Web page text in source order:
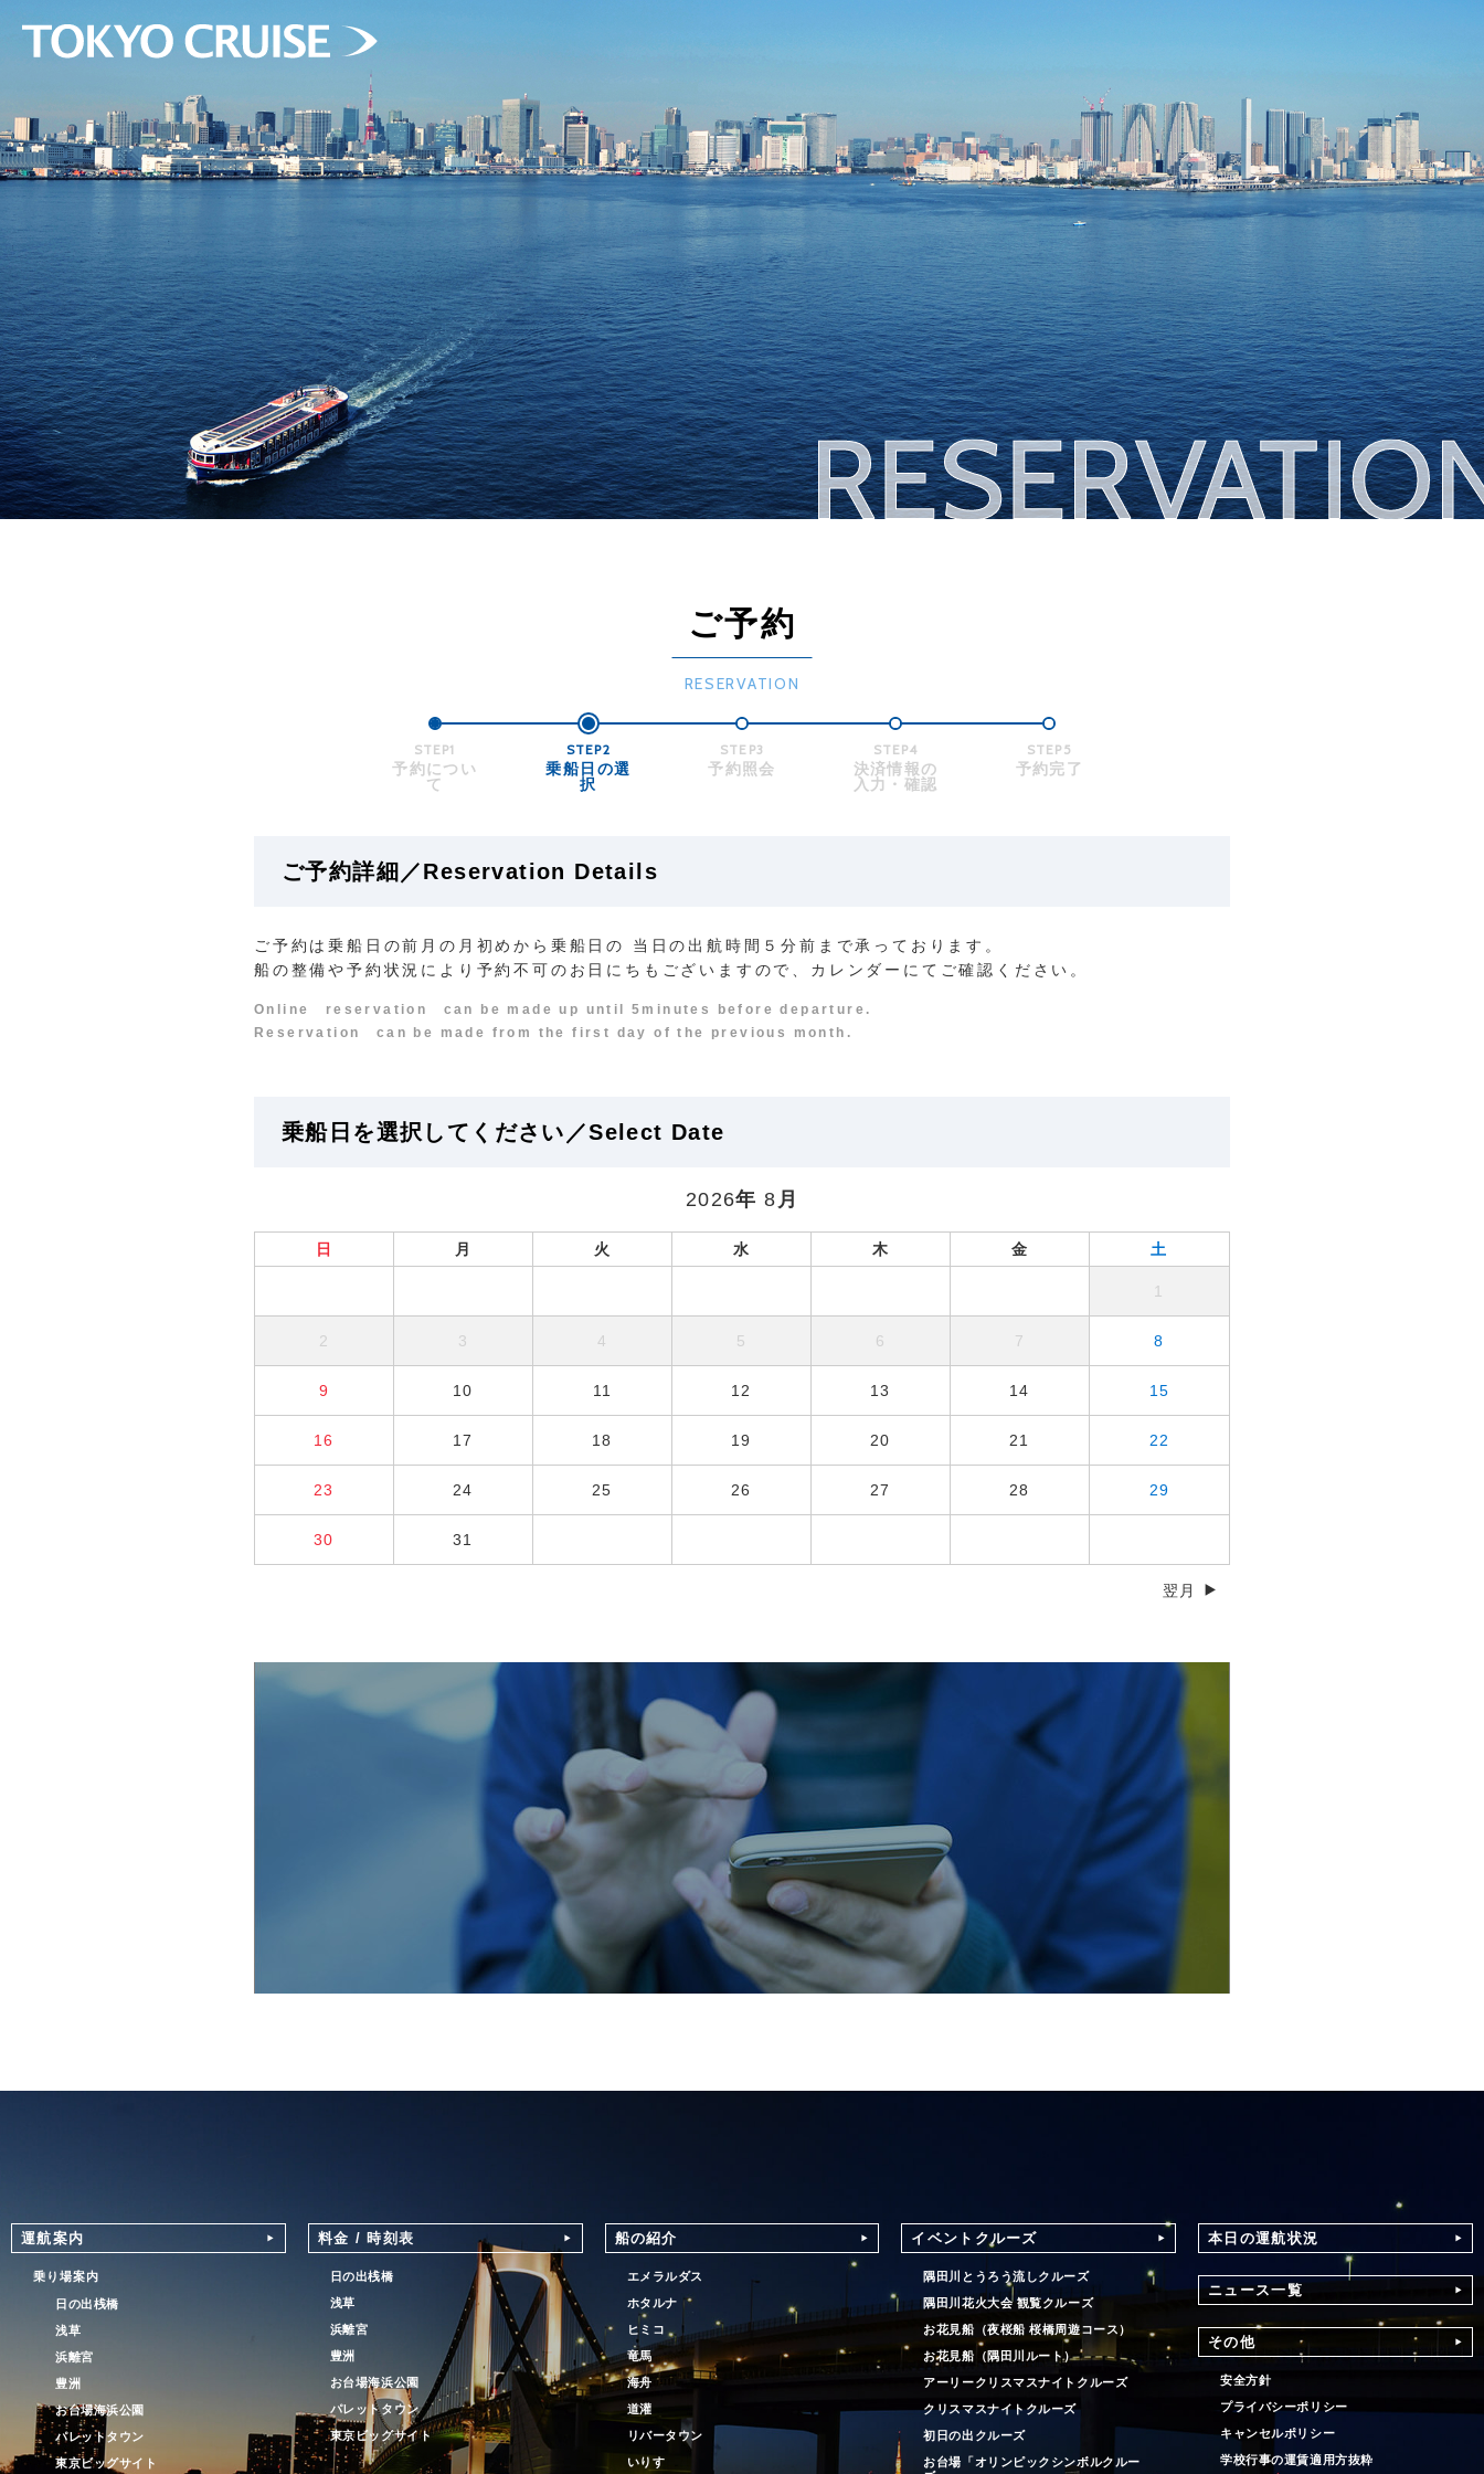
ご予約
RESERVATION
STEP1
予約につい
て
STEP2
乗船日の選
択
STEP3
予約照会
STEP4
決済情報の
入力・確認
STEP5
予約完了
ご予約詳細／Reservation Details
ご予約は乗船日の前月の月初めから乗船日の 当日の出航時間５分前まで承っております。
船の整備や予約状況により予約不可のお日にちもございますので、カレンダーにてご確認ください。
Online reservation can be made up until 5minutes before departure.
Reservation can be made from the first day of the previous month.
乗船日を選択してください／Select Date
2026年8 月
日 月 火 水 木 金 土
1
2 3 4 5 6 7 8
9 10 11 12 13 14 15
16 17 18 19 20 21 22
23 24 25 26 27 28 29
30 31
翌月
運航案内
乗り場案内
日の出桟橋
浅草
浜離宮
豊洲
お台場海浜公園
パレットタウン
東京ビッグサイト
料金 / 時刻表
日の出桟橋
浅草
浜離宮
豊洲
お台場海浜公園
パレットタウン
東京ビッグサイト
船の紹介
エメラルダス
ホタルナ
ヒミコ
竜馬
海舟
道灌
リバータウン
いりす
イベントクルーズ
隅田川とうろう流しクルーズ
隅田川花火大会 観覧クルーズ
お花見船（夜桜船 桜橋周遊コース）
お花見船（隅田川ルート）
アーリークリスマスナイトクルーズ
クリスマスナイトクルーズ
初日の出クルーズ
お台場「オリンピックシンボルクルー
本日の運航状況
ニュース一覧
その他
安全方針
プライバシーポリシー
キャンセルポリシー
学校行事の運賃適用方抜粋